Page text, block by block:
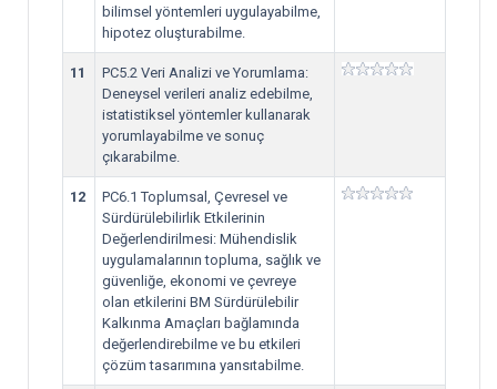
bilimsel yöntemleri uygulayabilme,
hipotez oluşturabilme.
11
PC5.2 Veri Analizi ve Yorumlama:
Deneysel verileri analiz edebilme,
istatistiksel yöntemler kullanarak
yorumlayabilme ve sonuç
çıkarabilme.
12
PC6.1 Toplumsal, Çevresel ve
Sürdürülebilirlik Etkilerinin
Değerlendirilmesi: Mühendislik
uygulamalarının topluma, sağlık ve
güvenliğe, ekonomi ve çevreye
olan etkilerini BM Sürdürülebilir
Kalkınma Amaçları bağlamında
değerlendirebilme ve bu etkileri
çözüm tasarımına yansıtabilme.